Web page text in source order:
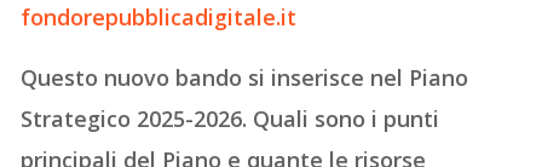
fondorepubblicadigitale.it
Questo nuovo bando si inserisce nel Piano
Strategico 2025-2026. Quali sono i punti
principali del Piano e quante le risorse